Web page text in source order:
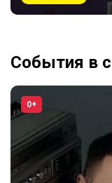
События в
0+